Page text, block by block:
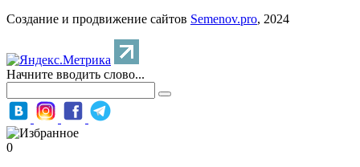
Создание и продвижение сайтов Semenov.pro, 2024
Начните вводить слово...
0